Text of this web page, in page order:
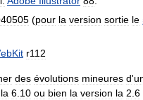
(pour la version sortie le
r112
des évolutions mineures d'
la 6.10 ou bien la version la 2.6